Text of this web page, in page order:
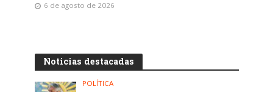
6 de agosto de 2026
Noticias destacadas
POLÍTICA